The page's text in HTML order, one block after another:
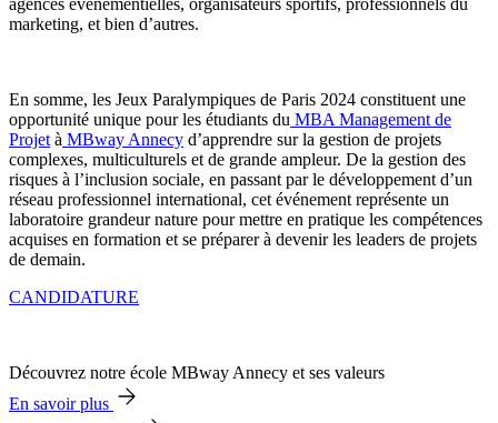
marketing, et bien d’autres.
En somme, les Jeux Paralympiques de Paris 2024 constituent une
opportunité unique pour les étudiants du MBA Management de
Projet à MBway Annecy d’apprendre sur la gestion de projets
complexes, multiculturels et de grande ampleur. De la gestion des
risques à l’inclusion sociale, en passant par le développement d’un
réseau professionnel international, cet événement représente un
laboratoire grandeur nature pour mettre en pratique les compétences
acquises en formation et se préparer à devenir les leaders de projets
de demain.
CANDIDATURE
Découvrez notre école MBway Annecy et ses valeurs
En savoir plus